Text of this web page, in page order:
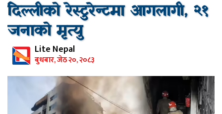
दिल्लीको रेस्टुरेन्टमा आगलागी, २१
जनाको मृत्यु
Lite Nepal
बुधबार, जेठ २०, २०८३